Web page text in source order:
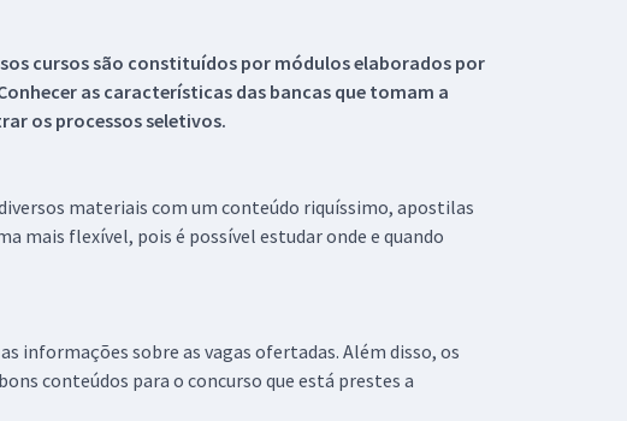
cursos são constituídos por módulos elaborados por
as características das bancas que tomam a
os processos seletivos.
materiais com um conteúdo riquíssimo, apostilas
mais flexível, pois é possível estudar onde e quando
informações sobre as vagas ofertadas. Além disso, os
conteúdos para o concurso que está prestes a